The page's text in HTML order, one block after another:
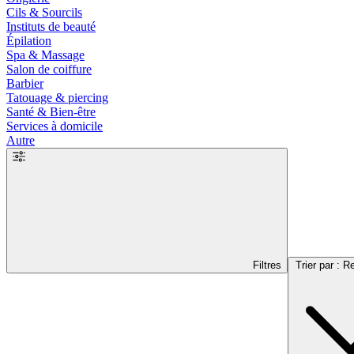
Cils & Sourcils
Instituts de beauté
Épilation
Spa & Massage
Salon de coiffure
Barbier
Tatouage & piercing
Santé & Bien-être
Services à domicile
Autre
Filtres